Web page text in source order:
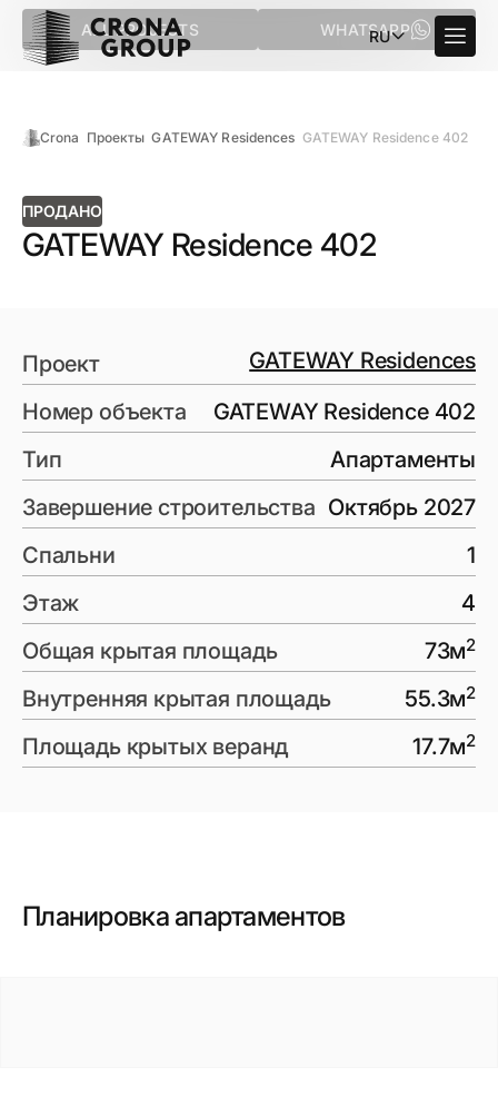
ALL PROJECTS WHATSAPP
RU
Crona Проекты GATEWAY Residences GATEWAY Residence 402
ПРОДАНО
GATEWAY Residence 402
Проект
GATEWAY Residences
Номер объекта
GATEWAY Residence 402
Тип
Апартаменты
Завершение строительства Октябрь 2027
Спальни
1
Этаж
4
Общая крытая площадь
73м2
Внутренняя крытая площадь 55.3м2
Площадь крытых веранд 17.7м2
Планировка апартаментов